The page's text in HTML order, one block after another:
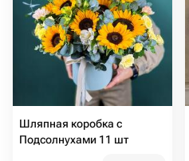
Шляпная коробка с
Подсолнухами 11 шт